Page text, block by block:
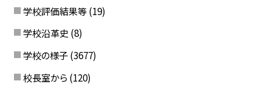
学校評価結果等 (19)
学校沿革史 (8)
学校の様子 (3677)
校長室から (120)